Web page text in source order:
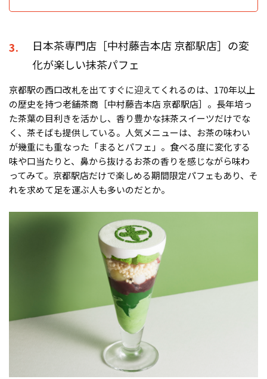
3.
日本茶専門店［中村藤𠮷本店 京都駅店］の変
化が楽しい抹茶パフェ
京都駅の西口改札を出てすぐに迎えてくれるのは、170年以上
の歴史を持つ老舗茶商［中村藤𠮷本店 京都駅店］。長年培っ
た茶葉の目利きを活かし、香り豊かな抹茶スイーツだけでな
く、茶そばも提供している。人気メニューは、お茶の味わい
が幾重にも重なった「まるとパフェ」。食べる度に変化する
味や口当たりと、鼻から抜けるお茶の香りを感じながら味わ
ってみて。京都駅店だけで楽しめる期間限定パフェもあり、そ
れを求めて足を運ぶ人も多いのだとか。